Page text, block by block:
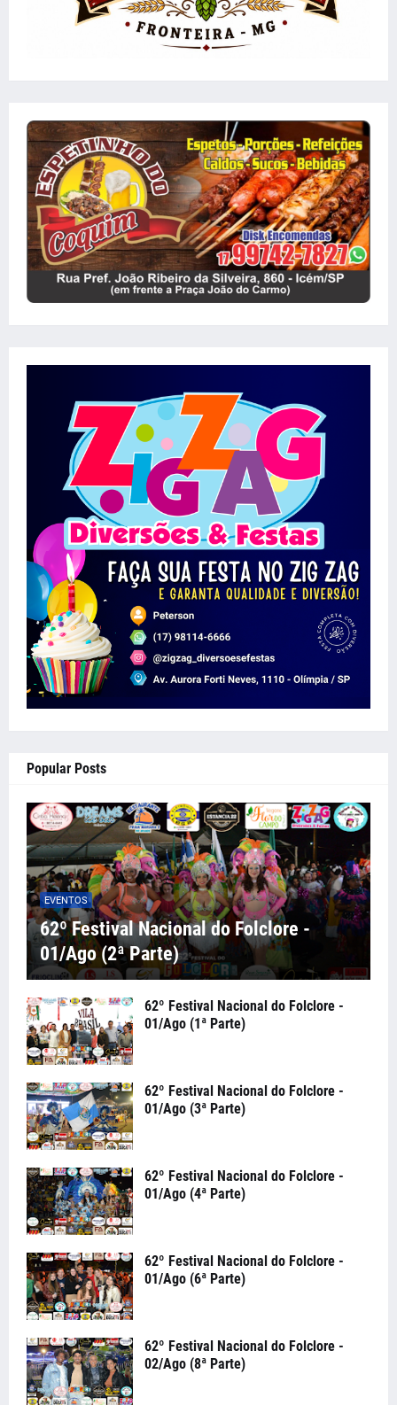
Popular Posts
EVENTOS
62º Festival Nacional do Folclore -
01/Ago (2ª Parte)
62º Festival Nacional do Folclore -
01/Ago (1ª Parte)
62º Festival Nacional do Folclore -
01/Ago (3ª Parte)
62º Festival Nacional do Folclore -
01/Ago (4ª Parte)
62º Festival Nacional do Folclore -
01/Ago (6ª Parte)
62º Festival Nacional do Folclore -
02/Ago (8ª Parte)